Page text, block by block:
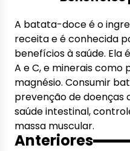
A batata-doce é o
receita e é conhecida
benefícios à saúde. Ela
A e C, e minerais como
magnésio. Consumir
prevenção de doenças
saúde intestinal,
massa muscular.
Anteriores